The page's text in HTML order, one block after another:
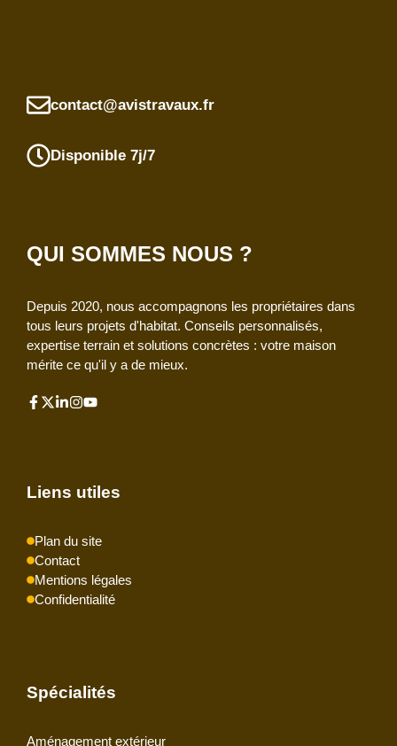
contact@avistravaux.fr
Disponible 7j/7
QUI SOMMES NOUS ?
Depuis 2020, nous accompagnons les propriétaires dans
tous leurs projets d'habitat. Conseils personnalisés,
expertise terrain et solutions concrètes : votre maison
mérite ce qu'il y a de mieux.
Liens utiles
Plan du site
Contact
Mentions légales
Confidentialité
Spécialités
Aménagement extérieur